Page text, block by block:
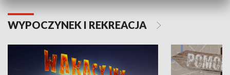
WYPOCZYNEK I REKREACJA